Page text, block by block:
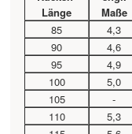
Länge
Maße
85
4,3
90
4,6
95
4,9
100
5,0
105
-
110
5,3